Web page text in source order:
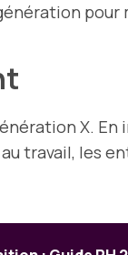
pour
X.
travail, les